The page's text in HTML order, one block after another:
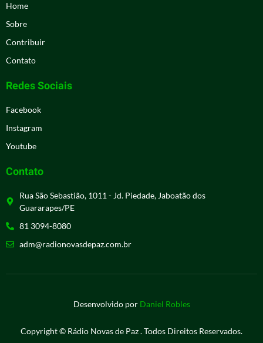
Home
Sobre
Contribuir
Contato
Redes Sociais
Facebook
Instagram
Youtube
Contato
Rua São Sebastião, 1011 - Jd. Piedade, Jaboatão dos
Guararapes/PE
81 3094-8080
adm@radionovasdepaz.com.br
Desenvolvido por Daniel Robles
Copyright © Rádio Novas de Paz . Todos Direitos Reservados.